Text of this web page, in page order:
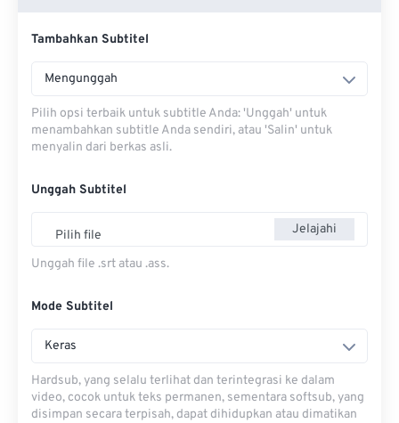
Tambahkan Subtitel
Mengunggah
Pilih opsi terbaik untuk subtitle Anda: 'Unggah' untuk
menambahkan subtitle Anda sendiri, atau 'Salin' untuk
menyalin dari berkas asli.
Unggah Subtitel
Pilih file Jelajahi
Unggah file .srt atau .ass.
Mode Subtitel
Keras
Hardsub, yang selalu terlihat dan terintegrasi ke dalam
video, cocok untuk teks permanen, sementara softsub, yang
disimpan secara terpisah, dapat dihidupkan atau dimatikan